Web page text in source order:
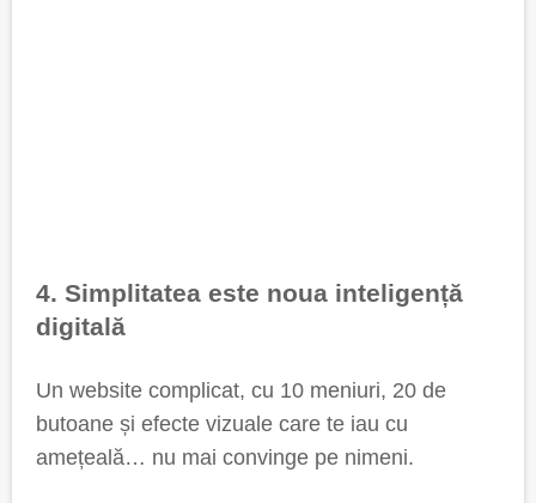
4. Simplitatea este noua inteligență
digitală
Un website complicat, cu 10 meniuri, 20 de
butoane și efecte vizuale care te iau cu
amețeală… nu mai convinge pe nimeni.